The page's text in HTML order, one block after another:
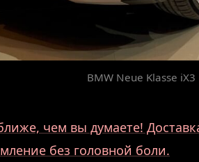
BMW Neue Klasse iX3
чем вы думаете!
без головной боли.